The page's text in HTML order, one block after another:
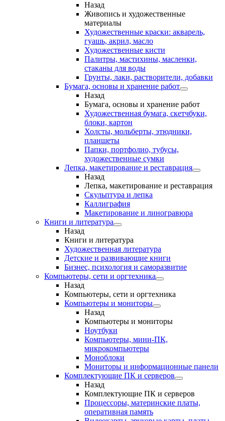
Назад
Живопись и художественные
материалы
Художественные краски: акварель,
гуашь, акрил, масло
Художественные кисти
Палитры, мастихины, масленки,
стаканы для воды
Грунты, лаки, растворители, добавки
Бумага, основы и хранение работ
Назад
Бумага, основы и хранение работ
Художественная бумага, скетчбуки,
блоки, картон
Холсты, мольберты, этюдники,
планшеты
Папки, портфолио, тубусы,
художественные сумки
Лепка, макетирование и реставрация
Назад
Лепка, макетирование и реставрация
Скульптура и лепка
Каллиграфия
Макетирование и линогравюра
Книги и литература
Назад
Книги и литература
Художественная литература
Детские и развивающие книги
Бизнес, психология и саморазвитие
Компьютеры, сети и оргтехника
Назад
Компьютеры, сети и оргтехника
Компьютеры и мониторы
Назад
Компьютеры и мониторы
Ноутбуки
Компьютеры, мини-ПК,
микрокомпьютеры
Моноблоки
Мониторы и информационные панели
Комплектующие ПК и серверов
Назад
Комплектующие ПК и серверов
Процессоры, материнские платы,
оперативная память